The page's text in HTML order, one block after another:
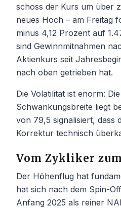
schoss der Kurs um über
neues Hoch – am Freitag
minus 4,12 Prozent auf
sind Gewinnmitnahmen
Aktienkurs seit
nach oben getrieben hat.
Die Volatilität ist enorm:
Schwankungsbreite liegt
von 79,5 signalisiert, dass
Korrektur technisch
Vom Zykliker
Der Höhenflug hat
hat sich nach dem Spin-
Anfang 2025 als reiner